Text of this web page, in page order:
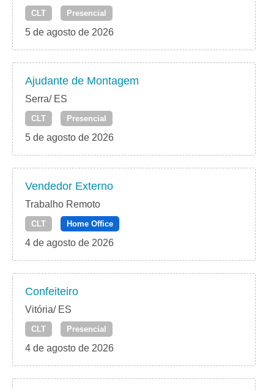
CLT Presencial
5 de agosto de 2026
Ajudante de Montagem
Serra/ ES
CLT Presencial
5 de agosto de 2026
Vendedor Externo
Trabalho Remoto
CLT Home Office
4 de agosto de 2026
Confeiteiro
Vitória/ ES
CLT Presencial
4 de agosto de 2026